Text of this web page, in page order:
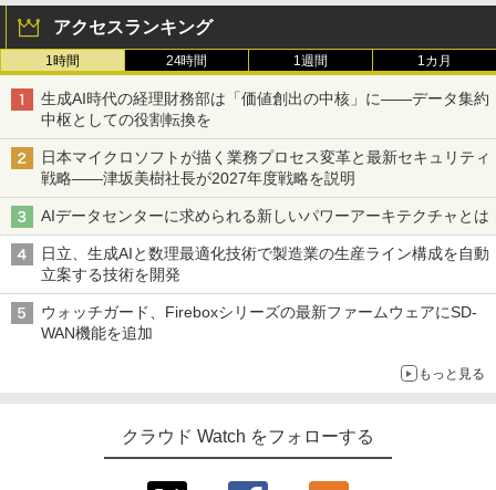
アクセスランキング
1時間 24時間 1週間 1カ月
生成AI時代の経理財務部は「価値創出の中核」に――データ集約
中枢としての役割転換を
日本マイクロソフトが描く業務プロセス変革と最新セキュリティ
戦略――津坂美樹社長が2027年度戦略を説明
AIデータセンターに求められる新しいパワーアーキテクチャとは
日立、生成AIと数理最適化技術で製造業の生産ライン構成を自動
立案する技術を開発
ウォッチガード、Fireboxシリーズの最新ファームウェアにSD-
WAN機能を追加
もっと見る
クラウド Watch をフォローする